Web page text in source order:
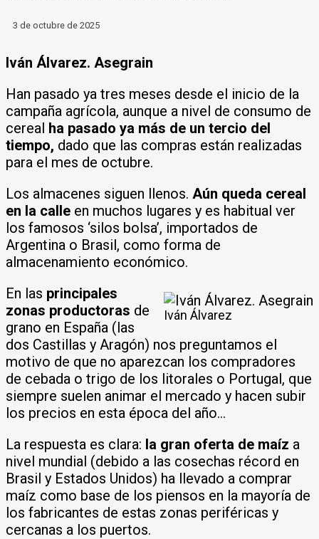
3 de octubre de 2025
Iván Álvarez. Asegrain
Han pasado ya tres meses desde el inicio de la
campaña agrícola, aunque a nivel de consumo de
cereal ha pasado ya más de un tercio del
tiempo, dado que las compras están realizadas
para el mes de octubre.
Los almacenes siguen llenos. Aún queda cereal
en la calle en muchos lugares y es habitual ver
los famosos ‘silos bolsa’, importados de
Argentina o Brasil, como forma de
almacenamiento económico.
Iván Álvarez
En las principales
zonas productoras de
grano en España (las
dos Castillas y Aragón) nos preguntamos el
motivo de que no aparezcan los compradores
de cebada o trigo de los litorales o Portugal, que
siempre suelen animar el mercado y hacen subir
los precios en esta época del año…
La respuesta es clara: la gran oferta de maíz a
nivel mundial (debido a las cosechas récord en
Brasil y Estados Unidos) ha llevado a comprar
maíz como base de los piensos en la mayoría de
los fabricantes de estas zonas periféricas y
cercanas a los puertos.